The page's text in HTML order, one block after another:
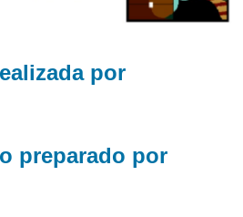
por
preparado por